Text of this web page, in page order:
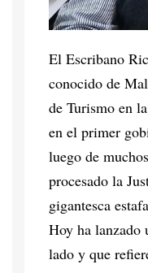
El Escribano
conocido de
de Turismo en
en el primer
luego de
procesado la
gigantesca
Hoy ha lanzado
lado y que